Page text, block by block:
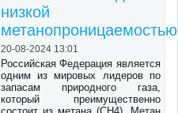
низкой
метанопроницаемостью
20-08-2024 13:01
Российская Федерация является
одним из мировых лидеров по
запасам природного газа,
который преимущественно